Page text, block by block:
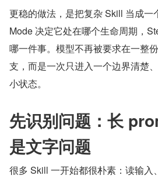
更稳的做法，是把复杂 Skill 当成一
Mode 决定它处在哪个生命周期，
哪一件事。模型不再被要求在一整
支，而是一次只进入一个边界清楚
小状态。
先识别问题：长
是文字问题
很多 Skill 一开始都很朴素：读输入